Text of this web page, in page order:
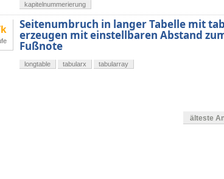
kapitelnummerierung
Seitenumbruch in langer Tabelle mit
erzeugen mit einstellbaren Abstand
Fußnote
longtable tabularx tabularray
älteste